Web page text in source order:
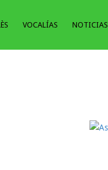
VOCALÍAS NOTICIAS